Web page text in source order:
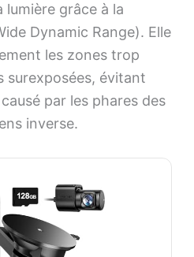
lumière grâce à la
Dynamic Range). Elle
les zones trop
surexposées, évitant
par les phares des
inverse.